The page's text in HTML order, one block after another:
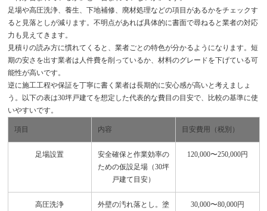
足場や高圧洗浄、養生、下地補修、廃材処理などの項目があるかをチェックす
ると見落としが減ります。不明点があれば具体的に書面で尋ねると業者の対応
力も見えてきます。
見積りの読み方に慣れてくると、業者ごとの特色が分かるようになります。短
期の安さを出す業者は人件費を削っているか、材料のグレードを下げている可
能性が高いです。
逆に施工工程や保証を丁寧に書く業者は長期的に安心感が高いと考えましょ
う。以下の表は30坪戸建てを想定した代表的な費目の目安で、比較の基準に使
いやすいです。
項目 内容 目安費用（税別）
足場設置
安全確保と作業効率の
ための仮設足場（30坪
戸建て目安）
120,000〜250,000円
高圧洗浄
外壁の汚れ落とし。塗
30,000〜80,000円